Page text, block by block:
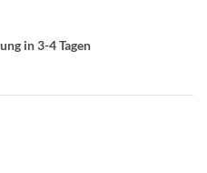
in 3-4 Tagen